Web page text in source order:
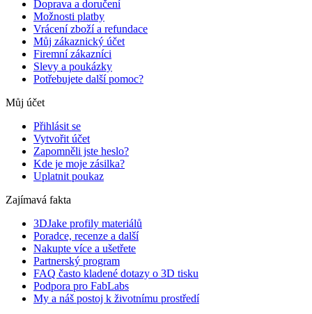
Doprava a doručení
Možnosti platby
Vrácení zboží a refundace
Můj zákaznický účet
Firemní zákazníci
Slevy a poukázky
Potřebujete další pomoc?
Můj účet
Přihlásit se
Vytvořit účet
Zapomněli jste heslo?
Kde je moje zásilka?
Uplatnit poukaz
Zajímavá fakta
3DJake profily materiálů
Poradce, recenze a další
Nakupte více a ušetřete
Partnerský program
FAQ často kladené dotazy o 3D tisku
Podpora pro FabLabs
My a náš postoj k životnímu prostředí